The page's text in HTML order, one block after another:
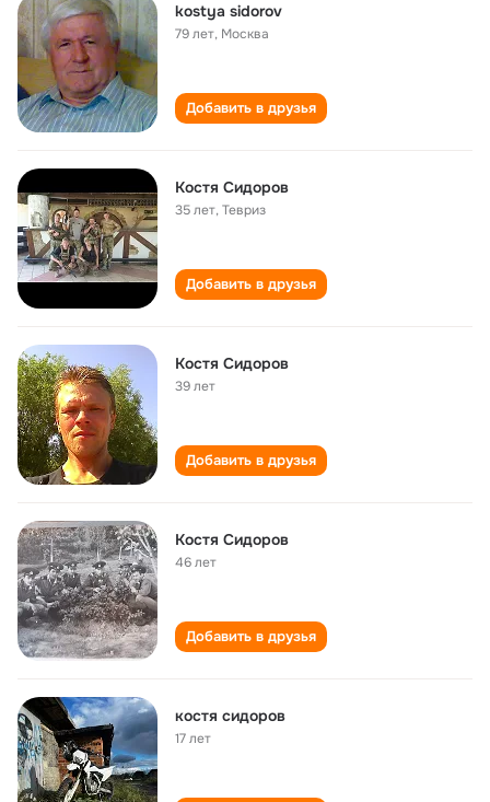
kostya sidorov
79 лет, Москва
Добавить в друзья
Костя Сидоров
35 лет,Тевриз
Добавить в друзья
Костя Сидоров
39 лет
Добавить в друзья
Костя Сидоров
46 лет
Добавить в друзья
костя сидоров
17 лет